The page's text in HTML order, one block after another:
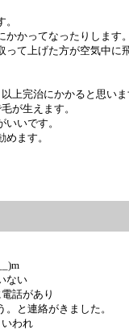
かってなったりします。
て上げた方が空気中に
上完治にかかると思いま
が生えます。
いです。
ます。
ない
話があり
と連絡がきました。
われ